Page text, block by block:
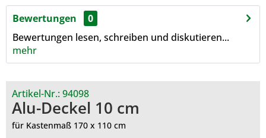
Bewertungen
0
Bewertungen lesen, schreiben und diskutieren...
mehr
Artikel-Nr.:94098
Alu-Deckel 10 cm
für Kastenmaß 170 x 110 cm